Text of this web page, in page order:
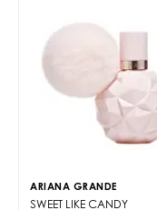
ARIANA GRANDE
SWEET LIKE CANDY